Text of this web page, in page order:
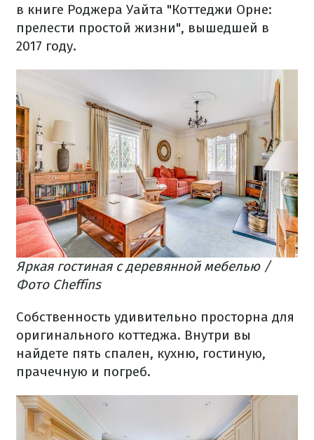
в книге Роджера Уайта "Коттеджи Орне:
прелести простой жизни", вышедшей в
2017 году.
Яркая гостиная с деревянной мебелью /
Фото Cheffins
Собственность удивительно просторна для
оригинального коттеджа. Внутри вы
найдете пять спален, кухню, гостиную,
прачечную и погреб.